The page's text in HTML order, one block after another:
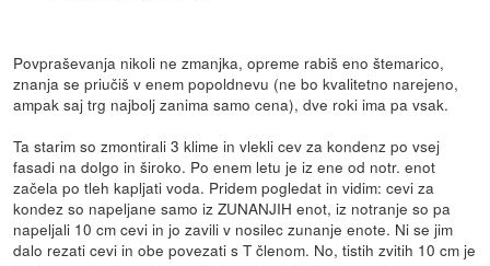
Povpraševanja nikoli ne zmanjka, opreme rabiš eno štemarico,
znanja se priučiš v enem popoldnevu (ne bo kvalitetno narejeno,
ampak saj trg najbolj zanima samo cena), dve roki ima pa vsak.
Ta starim so zmontirali 3 klime in vlekli cev za kondenz po vsej
fasadi na dolgo in široko. Po enem letu je iz ene od notr. enot
začela po tleh kapljati voda. Pridem pogledat in vidim: cevi za
kondez so napeljane samo iz ZUNANJIH enot, iz notranje so pa
napeljali 10 cm cevi in jo zavili v nosilec zunanje enote. Ni se jim
dalo rezati cevi in obe povezati s T členom. No, tistih zvitih 10 cm je